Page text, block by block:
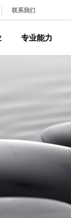
联系我们
专业能力